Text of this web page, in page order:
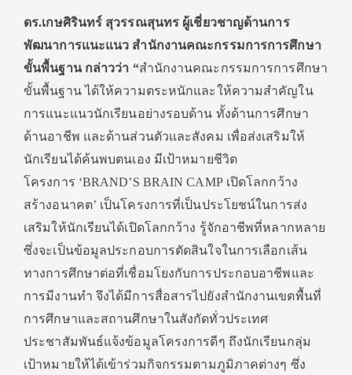
ดร.เกษศิรินทร์ สุวรรณสุนทร ผู้เชี่ยวชาญด้านการ
พัฒนาการแนะแนว สำนักงานคณะกรรมการการศึกษา
ขั้นพื้นฐาน กล่าวว่า “สำนักงานคณะกรรมการการศึกษา
ขั้นพื้นฐาน ได้ให้ความตระหนักและให้ความสำคัญใน
การแนะแนวนักเรียนอย่างรอบด้าน ทั้งด้านการศึกษา
ด้านอาชีพ และด้านส่วนตัวและสังคม เพื่อส่งเสริมให้
นักเรียนได้ค้นพบตนเอง มีเป้าหมายชีวิต
โครงการ ‘BRAND’S BRAIN CAMP เปิดโลกกว้าง
สร้างอนาคต’ เป็นโครงการที่เป็นประโยชน์ในการส่ง
เสริมให้นักเรียนได้เปิดโลกกว้าง รู้จักอาชีพที่หลากหลาย
ซึ่งจะเป็นข้อมูลประกอบการตัดสินใจในการเลือกเส้น
ทางการศึกษาต่อที่เชื่อมโยงกับการประกอบอาชีพและ
การมีงานทำ จึงได้มีการสื่อสารไปยังสำนักงานเขตพื้นที่
การศึกษาและสถานศึกษาในสังกัดทั่วประเทศ
ประชาสัมพันธ์แจ้งข้อมูลโครงการดีๆ ถึงนักเรียนกลุ่ม
เป้าหมายให้ได้เข้าร่วมกิจกรรมตามภูมิภาคต่างๆ ซึ่ง